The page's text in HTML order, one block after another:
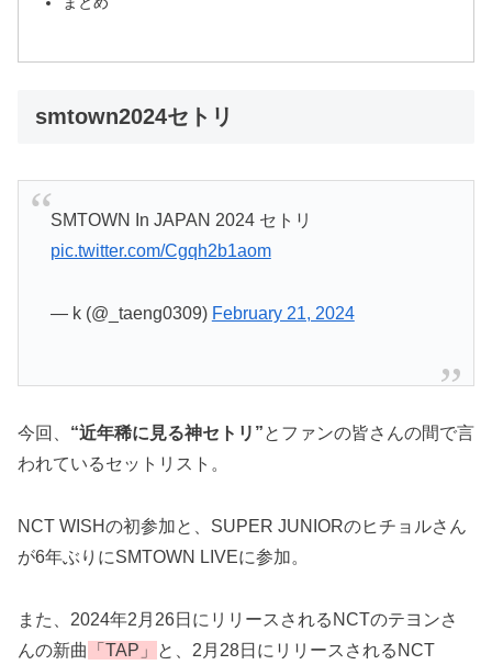
smtown2024セトリ
SMTOWN In JAPAN 2024 セトリ
pic.twitter.com/Cgqh2b1aom
— k (@_taeng0309) February 21, 2024
今回、 “近年稀に見る神セトリ”とファンの皆さんの間で言
われているセットリスト。
NCT WISHの初参加と、SUPER JUNIORのヒチョルさん
が6年ぶりにSMTOWN LIVEに参加。
また、2024年2月26日にリリースされるNCTのテヨンさ
んの新曲
「TAP」
と、2月28日にリリースされるNCT